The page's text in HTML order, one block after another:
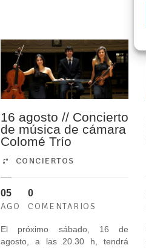
16 agosto // Concierto
de música de cámara
Colomé Trío
CONCIERTOS
05
AGO
0
COMENTARIOS
El próximo sábado, 16 de
agosto, a las 20.30 h, tendrá